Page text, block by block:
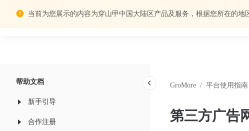
当前为您展示的内容为穿山甲中国大陆区产品及服务，根据您所在的
帮助中心
帮助文档
新手引导
合作注册
GroMore / 平台使用指南
第三方广告